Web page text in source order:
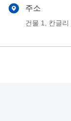
주소
건물 1, 칸글